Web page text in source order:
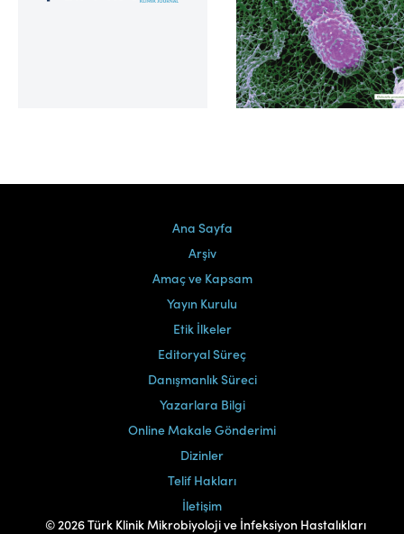
Cilt 39, Sayı 2
Ana Sayfa
Arşiv
Amaç ve Kapsam
Yayın Kurulu
Etik İlkeler
Editoryal Süreç
Danışmanlık Süreci
Yazarlara Bilgi
Online Makale Gönderimi
Dizinler
Telif Hakları
İletişim
© 2026 Türk Klinik Mikrobiyoloji ve İnfeksiyon Hastalıkları